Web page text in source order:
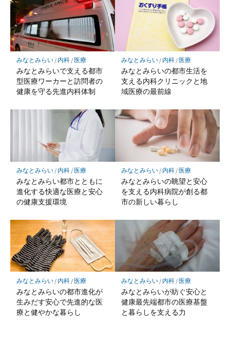
みなとみらい/ 内科/医療
みなとみらいで支える都市
型医療ワーカーと訪問者の
健康を守る先進内科体制
みなとみらい/ 内科/医療
みなとみらいの都市生活を
支える内科クリニックと地
域医療の最前線
みなとみらい/ 内科/医療
みなとみらい都市とともに
進化する快適な医療と安心
の健康支援環境
みなとみらい/ 内科/医療
みなとみらいの眺望と安心
を支える内科病院が創る都
市の新しい暮らし
みなとみらい/ 内科/医療
みなとみらいの都市進化が
生みだす安心で先進的な医
療と健やかな暮らし
みなとみらい/ 内科/医療
みなとみらいが紡ぐ安心と
健康最先端都市の医療基盤
と暮らしを支える力